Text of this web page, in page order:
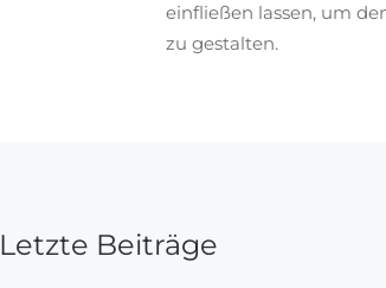
einfließen lassen, um
zu gestalten.
Letzte Beiträge